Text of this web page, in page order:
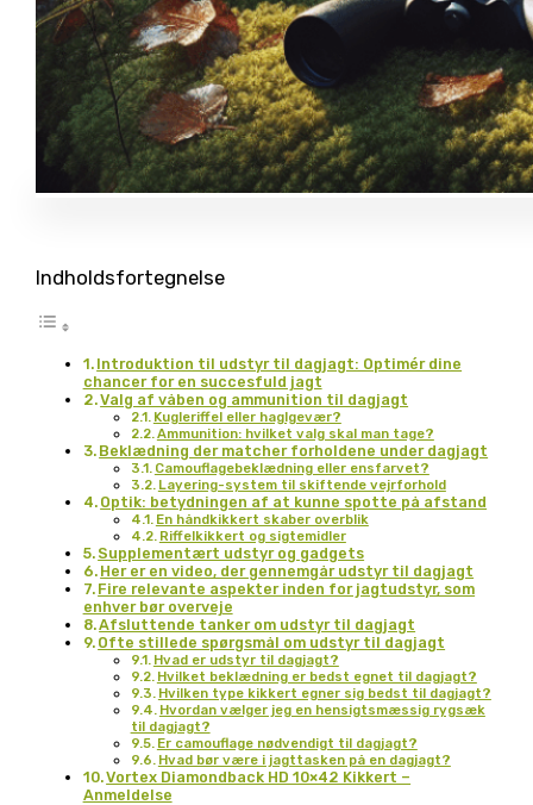
Indholdsfortegnelse
Introduktion til udstyr til dagjagt: Optimér dine
chancer for en succesfuld jagt
Valg af våben og ammunition til dagjagt
Kugleriffel eller haglgevær?
Ammunition: hvilket valg skal man tage?
Beklædning der matcher forholdene under dagjagt
Camouflagebeklædning eller ensfarvet?
Layering-system til skiftende vejrforhold
Optik: betydningen af at kunne spotte på afstand
En håndkikkert skaber overblik
Riffelkikkert og sigtemidler
Supplementært udstyr og gadgets
Her er en video, der gennemgår udstyr til dagjagt
Fire relevante aspekter inden for jagtudstyr, som
enhver bør overveje
Afsluttende tanker om udstyr til dagjagt
Ofte stillede spørgsmål om udstyr til dagjagt
Hvad er udstyr til dagjagt?
Hvilket beklædning er bedst egnet til dagjagt?
Hvilken type kikkert egner sig bedst til dagjagt?
Hvordan vælger jeg en hensigtsmæssig rygsæk
til dagjagt?
Er camouflage nødvendigt til dagjagt?
Hvad bør være i jagttasken på en dagjagt?
Vortex Diamondback HD 10×42 Kikkert –
Anmeldelse